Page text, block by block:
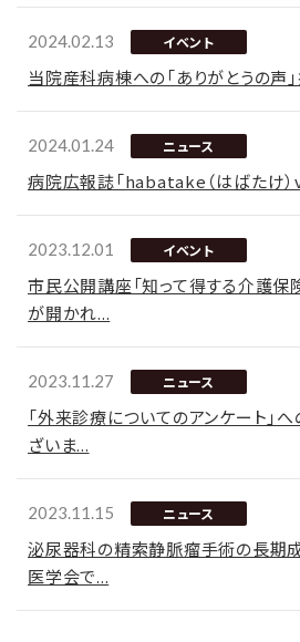
2024.02.13 イベント
当院産科病棟への「ありがとうの声
2024.01.24 ニュース
病院広報誌「habatake（はばたけ）
2023.12.01 イベント
市民公開講座「知って得する介護保
が開かれ...
2023.11.27 ニュース
「外来診療についてのアンケート」
ざいま...
2023.11.15 ニュース
泌尿器科の精索静脈瘤手術の長期
医学会で...